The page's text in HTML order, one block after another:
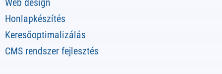
Web design
Honlapkészítés
Keresőoptimalizálás
CMS rendszer fejlesztés